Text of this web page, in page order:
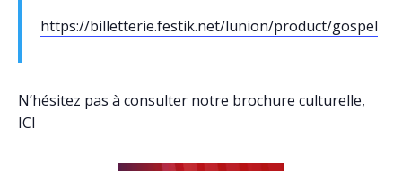
https://billetterie.festik.net/lunion/product/gospel
N’hésitez pas à consulter notre brochure culturelle,
ICI